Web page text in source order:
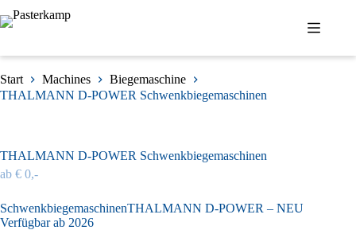
Inhalt
Start Machines
Biegemaschine
THALMANN D-POWER Schwenkbiegemaschinen
THALMANN D-POWER Schwenkbiegemaschinen
ab € 0,-
SchwenkbiegemaschinenTHALMANN D-POWER – NEU
Verfügbar ab 2026